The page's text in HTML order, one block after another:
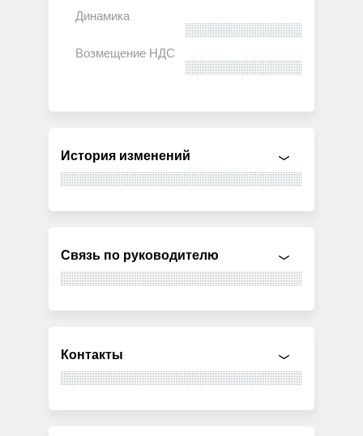
История изменений
Связь по руководителю
Контакты